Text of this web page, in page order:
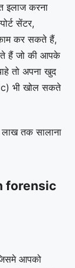
इलाज करना
सेंटर,
कर सकते हैं,
हैं जो की आपके
तो अपना खुद
भी खोल सकते
तक सालाना
forensic
आपको